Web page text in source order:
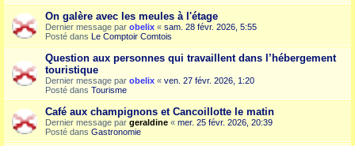
On galère avec les meules à l'étage
Dernier message par obelix « sam. 28 févr. 2026, 5:55
Posté dans Le Comptoir Comtois
Question aux personnes qui travaillent dans l’hébergement
touristique
Dernier message par obelix « ven. 27 févr. 2026, 1:20
Posté dans Tourisme
Café aux champignons et Cancoillotte le matin
Dernier message par geraldine « mer. 25 févr. 2026, 20:39
Posté dans Gastronomie